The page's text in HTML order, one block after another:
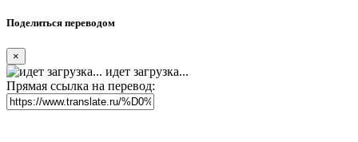
Поделиться переводом
×
идет загрузка...
Прямая ссылка на перевод: